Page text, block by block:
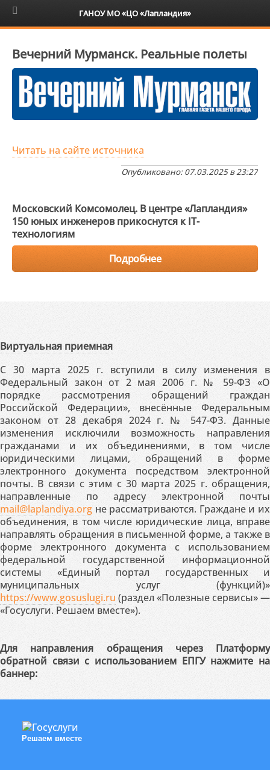
6+
Вечерний Мурманск. Реальные полеты
Читать на сайте источника
Опубликовано: 07.03.2025 в 23:27
Московский Комсомолец. В центре «Лапландия»
150 юных инженеров прикоснутся к IT-
технологиям
Подробнее
Виртуальная приемная
С 30 марта 2025 г. вступили в силу изменения в
Федеральный закон от 2 мая 2006 г. № 59-ФЗ «О
порядке рассмотрения обращений граждан
Российской Федерации», внесённые Федеральным
законом от 28 декабря 2024 г. № 547-ФЗ. Данные
изменения исключили возможность направления
гражданами и их объединениями, в том числе
юридическими лицами, обращений в форме
электронного документа посредством электронной
почты. В связи с этим с 30 марта 2025 г. обращения,
направленные по адресу электронной почты
mail@laplandiya.org не рассматриваются. Граждане и их
объединения, в том числе юридические лица, вправе
направлять обращения в письменной форме, а также в
форме электронного документа с использованием
федеральной государственной информационной
системы «Единый портал государственных и
муниципальных услуг (функций)»
https://www.gosuslugi.ru (раздел «Полезные сервисы» —
«Госуслуги. Решаем вместе»).
Для направления обращения через Платформу
обратной связи с использованием ЕПГУ нажмите на
баннер:
Решаем вместе
ГАНОУ МО «ЦО «Лапландия»